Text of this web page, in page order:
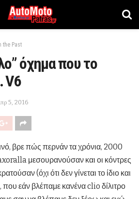
the Past
όχημα που το
V6
5, 2016
βρε πώς περνάν τα χρόνια, 2000
μεσουρανούσαν και οι κόντρες
(όχι ότι δεν γίνεται το ίδιο και
που εάν βλέπαμε κανένα clio δίλιτρο